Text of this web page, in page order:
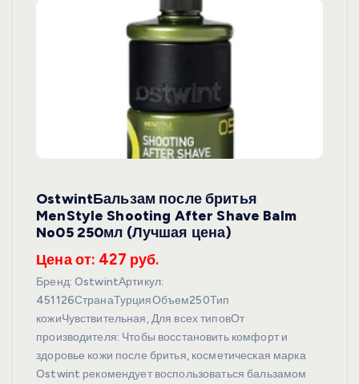
OstwintБальзам после бритья
MenStyle Shooting After Shave Balm
No05 250мл (Лучшая цена)
Цена от: 427 руб.
Бренд: OstwintАртикул:
451126СтранаТурцияОбъем250Тип
кожиЧувствительная, Для всех типовОт
производителя: Чтобы восстановить комфорт и
здоровье кожи после бритья, косметическая марка
Ostwint рекомендует воспользоваться бальзамом